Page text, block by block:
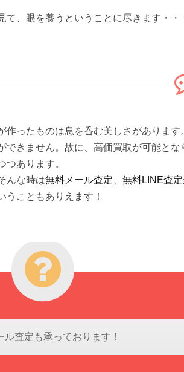
て、眼を養うということに尽きます・・
ったものは息を呑む美しさがあります
きません。故に、高価買取が可能とな
つあります。
んな時は無料メール査定 無料LINE査定
うこともありえます！
ル査定も承っております！